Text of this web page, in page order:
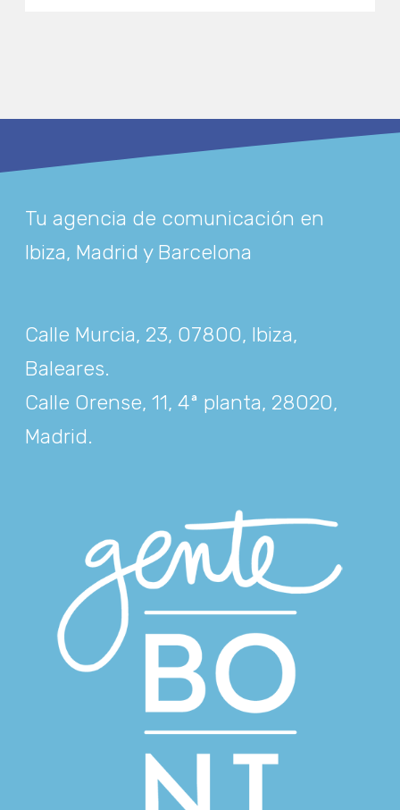
Tu agencia de comunicación en
Ibiza, Madrid y Barcelona
Calle Murcia, 23, 07800, Ibiza,
Baleares.
Calle Orense, 11, 4ª planta, 28020,
Madrid.